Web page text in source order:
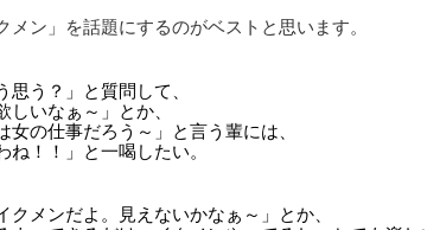
メン」を話題にするのがベストと思います。
思う？」と質問して、
しいなぁ～」とか、
女の仕事だろう～」と言う輩には、
ね！！」と一喝したい。
クメンだよ。見えないかなぁ～」とか、